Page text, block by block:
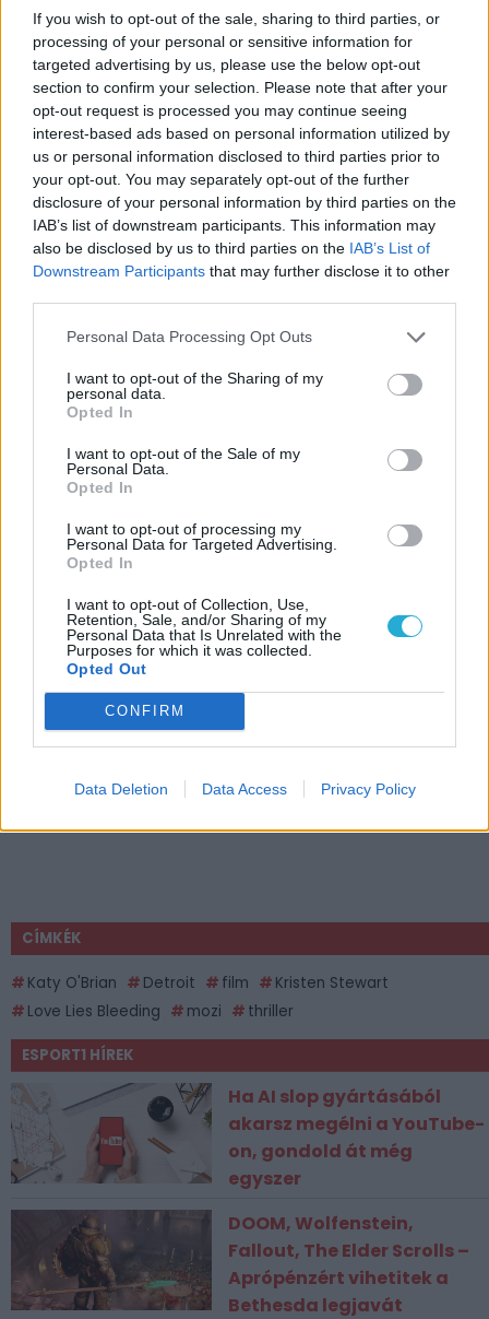
If you wish to opt-out of the sale, sharing to third parties, or
processing of your personal or sensitive information for
targeted advertising by us, please use the below opt-out
section to confirm your selection. Please note that after your
opt-out request is processed you may continue seeing
interest-based ads based on personal information utilized by
us or personal information disclosed to third parties prior to
your opt-out. You may separately opt-out of the further
disclosure of your personal information by third parties on the
IAB’s list of downstream participants. This information may
also be disclosed by us to third parties on the IAB’s List of
Downstream Participants that may further disclose it to other
Personal Data Processing Opt Outs
I want to opt-out of the Sharing of my
personal data.
Opted In
I want to opt-out of the Sale of my
Personal Data.
Opted In
I want to opt-out of processing my
Personal Data for Targeted Advertising.
Opted In
I want to opt-out of Collection, Use,
Retention, Sale, and/or Sharing of my
Personal Data that Is Unrelated with the
Purposes for which it was collected.
Opted Out
CONFIRM
Data Deletion Data Access Privacy Policy
Love Lies Bleeding – Éjsötét thrillerben
tűnik fel Kristen Stewart
LEGFRISSEBB VIDEÓNK
CÍMKÉK
Katy O'Brian Detroit film
Kristen Stewart
Love Lies Bleeding
mozi thriller
ESPORT1 HÍREK
Ha AI slop gyártásából
akarsz megélni a YouTube-
on, gondold át még
egyszer
DOOM, Wolfenstein,
Fallout, The Elder Scrolls –
Aprópénzért vihetitek a
Bethesda legjavát